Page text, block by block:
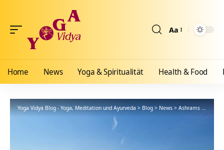
Aa
Home News Yoga & Spiritualität Health & Food
Yoga Vidya Blog - Yoga, Meditation und Ayurveda>Blog>News>Ashrams